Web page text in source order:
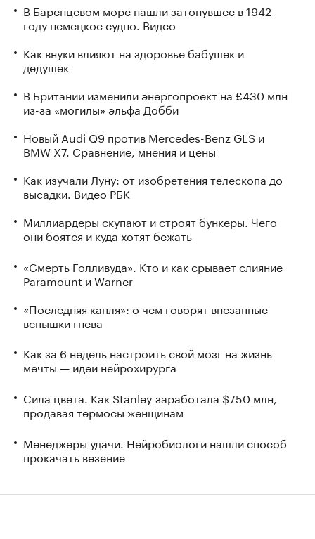
В Баренцевом море нашли затонувшее в 1942
году немецкое судно. Видео
Как внуки влияют на здоровье бабушек и
дедушек
В Британии изменили энергопроект на £430 млн
из-за «могилы» эльфа Добби
Новый Audi Q9 против Mercedes-Benz GLS и
BMW X7. Сравнение, мнения и цены
Как изучали Луну: от изобретения телескопа до
высадки. Видео РБК
Миллиардеры скупают и строят бункеры. Чего
они боятся и куда хотят бежать
«Смерть Голливуда». Кто и как срывает слияние
Paramount и Warner
«Последняя капля»: о чем говорят внезапные
вспышки гнева
Как за 6 недель настроить свой мозг на жизнь
мечты — идеи нейрохирурга
Сила цвета. Как Stanley заработала $750 млн,
продавая термосы женщинам
Менеджеры удачи. Нейробиологи нашли способ
прокачать везение